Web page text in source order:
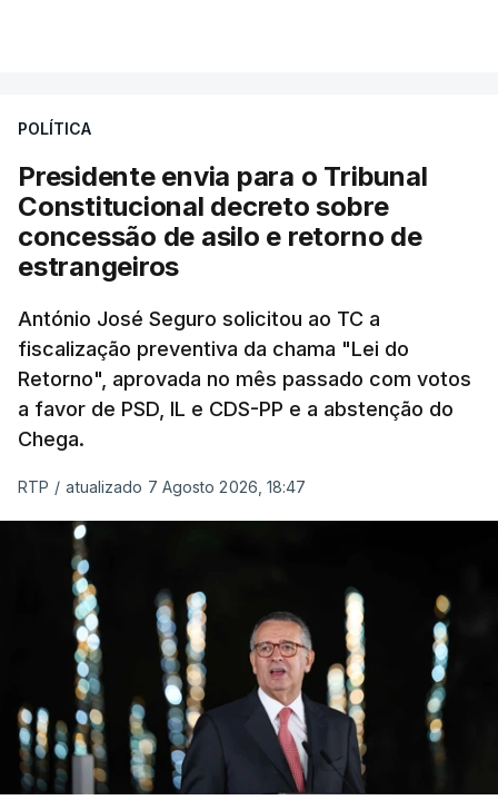
sistema mais simples, mais justo e transparente".
"Sempre que seja possível reduzir burocracias,
eliminar sobreposições e garantir que os apoios
chegam a quem mais necessita, estaremos a dar
um passo na direção certa", argumenta o
Presidente da República.
Assegurar que "ninguém é
prejudicado"
O Preisdente deixa, no entanto, deixa alguns
avisos:uma reforma desta dimensão "deve ter
como primeiro critério a proteção das pessoas"
e "nenhum processo de simplificação pode
traduzir-se numa diminuição da proteção
social".
António José Seguro vinca que se
deverá
assegurar que "ninguém é prejudicado face à
POLÍTICA
Presidente envia para o Tribunal
Constitucional decreto sobre
concessão de asilo e retorno de
estrangeiros
António José Seguro solicitou ao TC a
fiscalização preventiva da chama "Lei do
Retorno", aprovada no mês passado com votos
a favor de PSD, IL e CDS-PP e a abstenção do
Chega.
RTP / atualizado 7 Agosto 2026, 18:47